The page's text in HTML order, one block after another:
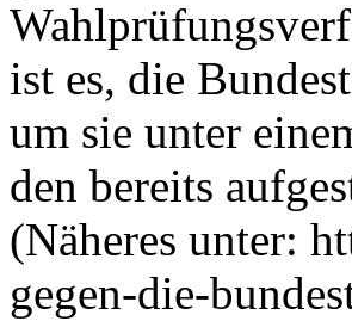
ist es, die
um sie unter
den bereits
(Näheres unter:
gegen-die-